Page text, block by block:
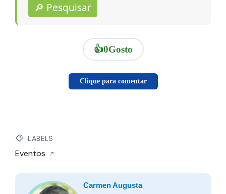
🔎 Pesquisar
👍0Gosto
Clique para comentar
LABELS
Eventos
Carmen Augusta